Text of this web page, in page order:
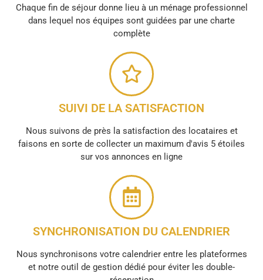
Chaque fin de séjour donne lieu à un ménage professionnel
dans lequel nos équipes sont guidées par une charte
complète
SUIVI DE LA SATISFACTION
Nous suivons de près la satisfaction des locataires et
faisons en sorte de collecter un maximum d'avis 5 étoiles
sur vos annonces en ligne
SYNCHRONISATION DU CALENDRIER
Nous synchronisons votre calendrier entre les plateformes
et notre outil de gestion dédié pour éviter les double-